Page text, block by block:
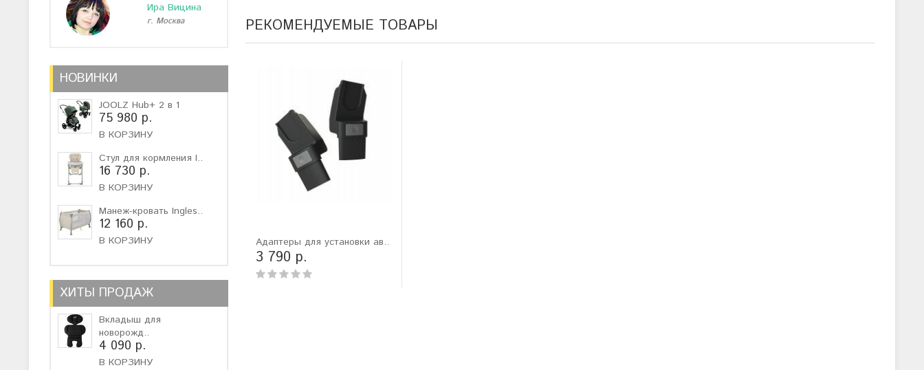
Ира Вицина
г. Москва г. Санкт-Петербург
НОВИНКИ
JOOLZ Hub+ 2 в 1
75 980 р.
В КОРЗИНУ
Стул для кормления I..
16 730 р.
В КОРЗИНУ
Манеж-кровать Ingles..
12 160 р.
В КОРЗИНУ
ХИТЫ ПРОДАЖ
Вкладыш для
новорожд..
4 090 р.
В КОРЗИНУ
РЕКОМЕНДУЕМЫЕ ТОВАРЫ
Адаптеры для установки ав..
3 790 р.